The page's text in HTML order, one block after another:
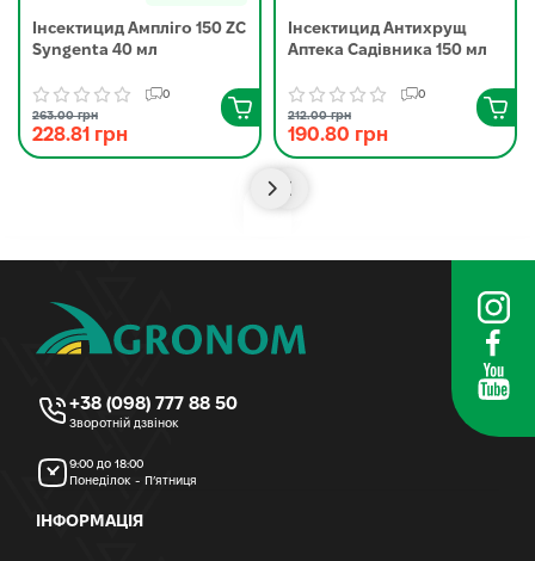
Інсектицид Ампліго 150 ZC
Syngenta 40 мл
0
263.00 грн
228.81 грн
Інсектицид Антихрущ
Аптека Садівника 150 мл
0
212.00 грн
190.80 грн
+38 (098) 777 88 50
Зворотній дзвінок
9:00 до 18:00
Понеділок - П’ятниця
ІНФОРМАЦІЯ